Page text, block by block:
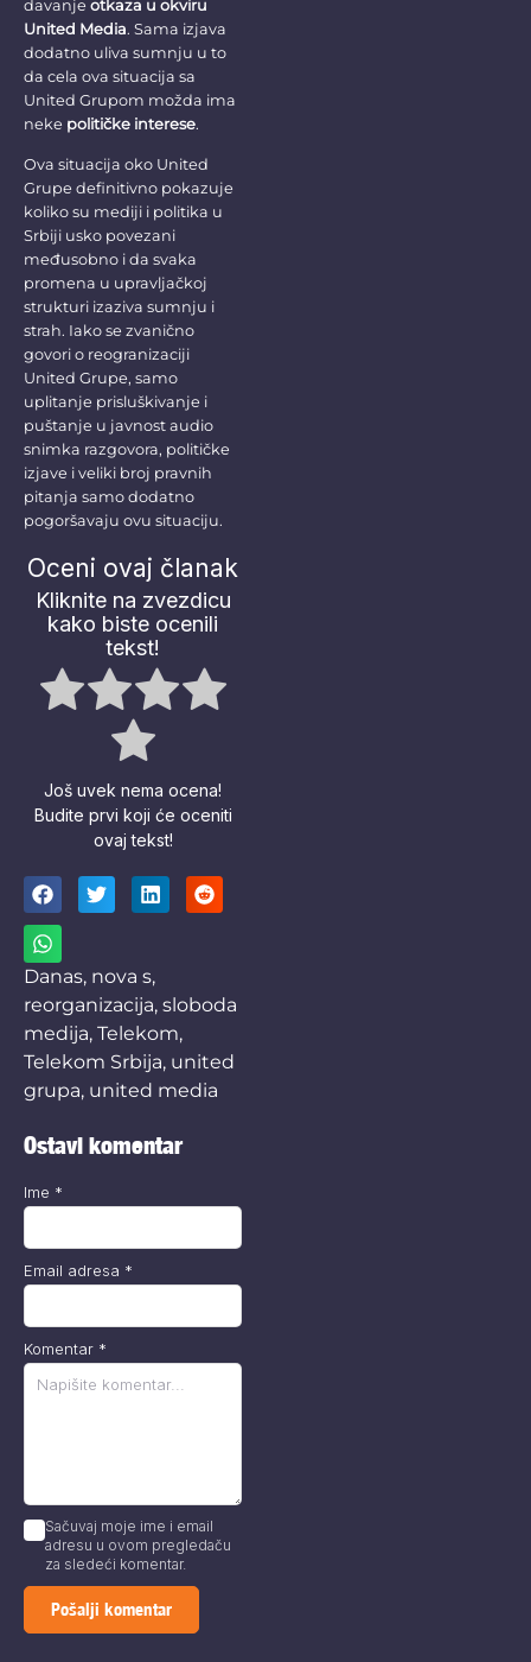
davanje otkaza u okviru
United Media. Sama izjava
dodatno uliva sumnju u to
da cela ova situacija sa
United Grupom možda ima
neke političke interese.
Ova situacija oko United
Grupe definitivno pokazuje
koliko su mediji i politika u
Srbiji usko povezani
međusobno i da svaka
promena u upravljačkoj
strukturi izaziva sumnju i
strah. Iako se zvanično
govori o reogranizaciji
United Grupe, samo
uplitanje prisluškivanje i
puštanje u javnost audio
snimka razgovora, političke
izjave i veliki broj pravnih
pitanja samo dodatno
pogoršavaju ovu situaciju.
Oceni ovaj članak
Kliknite na zvezdicu
kako biste ocenili
tekst!
Još uvek nema ocena!
Budite prvi koji će oceniti
ovaj tekst!
Danas, nova s,
reorganizacija, sloboda
medija, Telekom,
Telekom Srbija, united
grupa, united media
Ostavi komentar
Komentar *
Ime *
Email adresa *
Sačuvaj moje ime i email
adresu u ovom pregledaču
za sledeći komentar.